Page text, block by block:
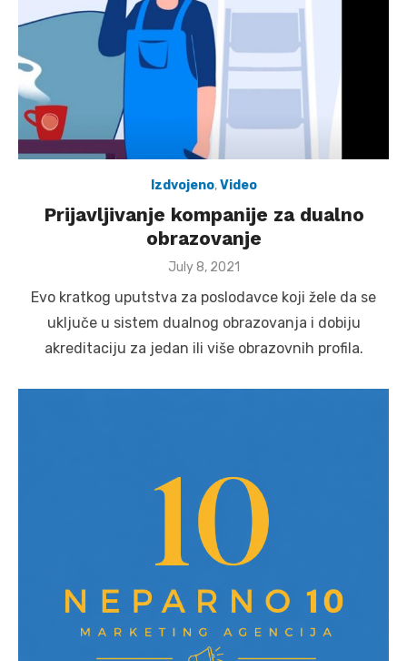
Izdvojeno,Video
Prijavljivanje kompanije za dualno
obrazovanje
Posted
July 8, 2021
Evo kratkog uputstva za poslodavce koji žele da se
uključe u sistem dualnog obrazovanja i dobiju
akreditaciju za jedan ili više obrazovnih profila.